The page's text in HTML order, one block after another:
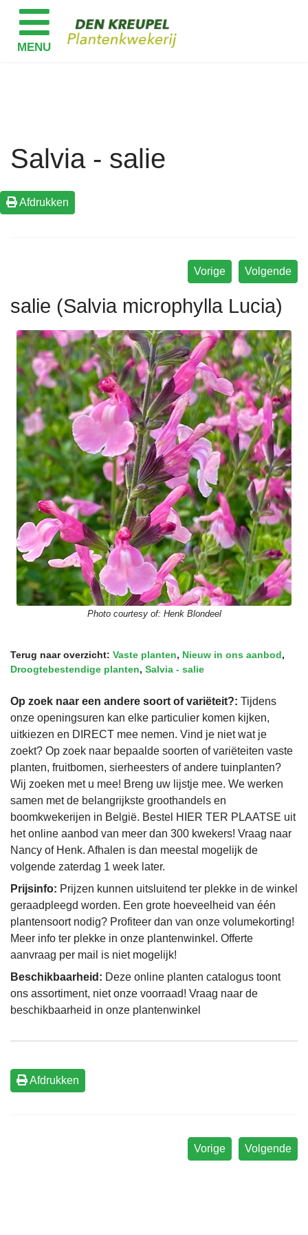
Salvia - salie
Afdrukken
Volgende
Vorige
salie (Salvia microphylla Lucia)
Photo courtesy of: Henk Blondeel
Terug naar overzicht: Vaste planten, Nieuw in ons aanbod,
Droogtebestendige planten, Salvia - salie
Op zoek naar een andere soort of variëteit?: Tijdens
onze openingsuren kan elke particulier komen kijken,
uitkiezen en DIRECT mee nemen. Vind je niet wat je
zoekt? Op zoek naar bepaalde soorten of variëteiten vaste
planten, fruitbomen, sierheesters of andere tuinplanten?
Wij zoeken met u mee! Breng uw lijstje mee. We werken
samen met de belangrijkste groothandels en
boomkwekerijen in België. Bestel HIER TER PLAATSE uit
het online aanbod van meer dan 300 kwekers! Vraag naar
Nancy of Henk. Afhalen is dan meestal mogelijk de
volgende zaterdag 1 week later.
Prijsinfo: Prijzen kunnen uitsluitend ter plekke in de winkel
geraadpleegd worden. Een grote hoeveelheid van één
plantensoort nodig? Profiteer dan van onze volumekorting!
Meer info ter plekke in onze plantenwinkel. Offerte
aanvraag per mail is niet mogelijk!
Beschikbaarheid: Deze online planten catalogus toont
ons assortiment, niet onze voorraad! Vraag naar de
beschikbaarheid in onze plantenwinkel
Afdrukken
Volgende
Vorige